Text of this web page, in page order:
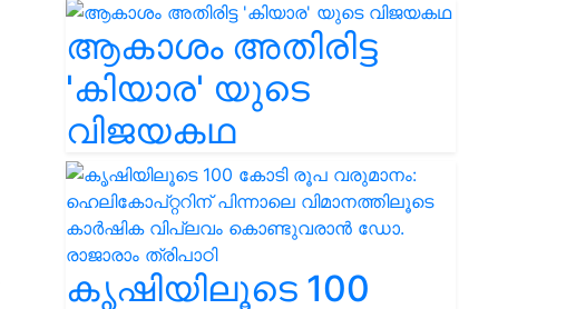
ആകാശം അതിരിട്ട
'കിയാര' യുടെ
വിജയകഥ
കൃഷിയിലൂടെ 100